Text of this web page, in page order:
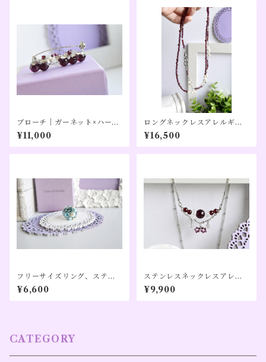
ブローチ｜ガーネット×ハーキ
マーダイヤモンド×レインボー
ムーンストーン｜【sidefac
e】シルバーカラー（１０周年
¥11,000
ロングネックレスアレルギー
対応｜ガーネット×淡水パール
／80cm｜【形にならない道】
シルバーカラー（１０周年記
¥16,500
フリーサイズリング、ステン
レス、アレルギー対応、ター
コイズカラー（１２月誕生日
カラー）【Pon】
¥6,600
ステンレスネックレスアレル
ギー対応｜キャンディモチー
フ／ガーネット×ハーキマーダ
イヤモンド｜【】シルバーカ
¥9,900
CATEGORY